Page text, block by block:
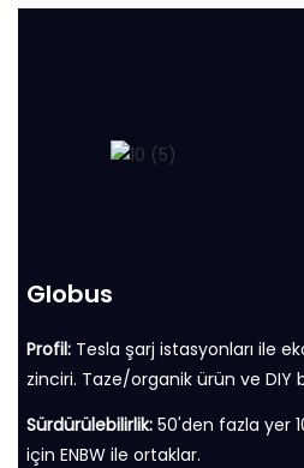
Globus
Profil: Tesla şarj istasyonları ile
zinciri. Taze/organik ürün ve DIY
Sürdürülebilirlik: 50'den fazla yer
için ENBW ile ortaklar.